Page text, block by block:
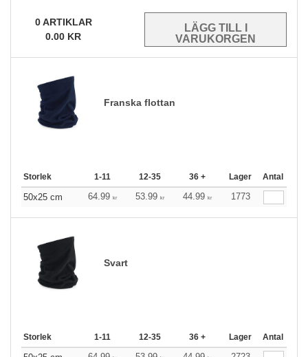
0ARTIKLAR
0.00 KR
Franska flottan
Storlek 1-11 12-35 36 + Lager Antal
50x25 cm 64.99 kr 53.99 kr 44.99 kr 1773
Svart
Storlek 1-11 12-35 36 + Lager Antal